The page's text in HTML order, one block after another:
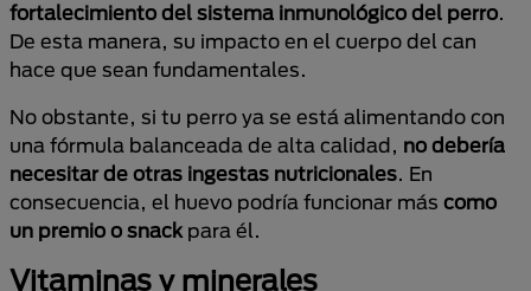
fortalecimiento del sistema inmunológico del perro.
De esta manera, su impacto en el cuerpo del can
hace que sean fundamentales.
No obstante, si tu perro ya se está alimentando con
una fórmula balanceada de alta calidad, no debería
necesitar de otras ingestas nutricionales. En
consecuencia, el huevo podría funcionar más como
un premio o snack para él.
Vitaminas y minerales